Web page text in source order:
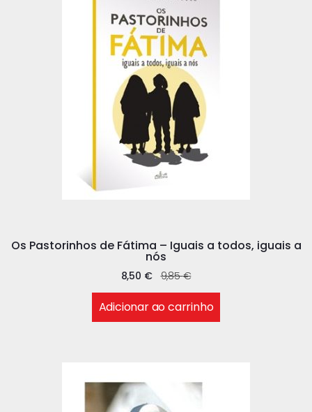
Os Pastorinhos de Fátima – Iguais a todos, iguais a
nós
9,85€
8,50 €
Adicionar ao carrinho